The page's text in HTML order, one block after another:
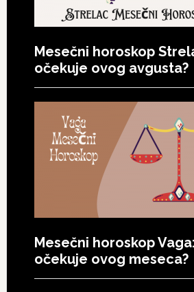
Mesečni horoskop
očekuje ovog avgusta?
Mesečni horoskop
očekuje ovog meseca?